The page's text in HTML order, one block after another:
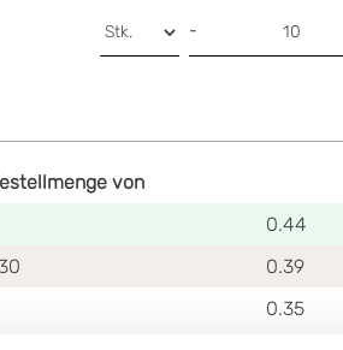
-
von
0.44
0.39
0.35